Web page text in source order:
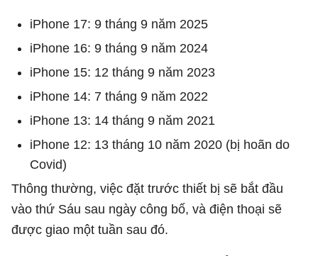
iPhone 17: 9 tháng 9 năm 2025
iPhone 16: 9 tháng 9 năm 2024
iPhone 15: 12 tháng 9 năm 2023
iPhone 14: 7 tháng 9 năm 2022
iPhone 13: 14 tháng 9 năm 2021
iPhone 12: 13 tháng 10 năm 2020 (bị hoãn do
Covid)
Thông thường, việc đặt trước thiết bị sẽ bắt đầu
vào thứ Sáu sau ngày công bố, và điện thoại sẽ
được giao một tuần sau đó.